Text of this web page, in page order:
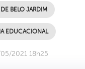
BELO JARDIM
EDUCACIONAL
2021 18h25